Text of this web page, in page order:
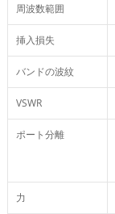
周波数範囲
挿入損失
バンドの波紋
VSWR
ポート分離
力